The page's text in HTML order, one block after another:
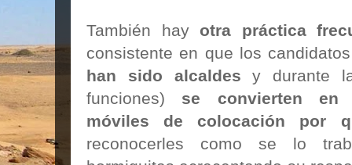
También hayotra práctica
consistente en que los
han sido alcaldes y durante
funciones) se convierten en
móviles de colocación por
reconocerles como se lo